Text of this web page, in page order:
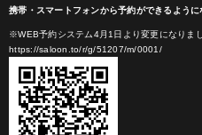
携帯・スマートフォンから予約ができるように
※WEB予約システム4月1日より変更になりまし
https://saloon.to/r/g/51207/m/0001/